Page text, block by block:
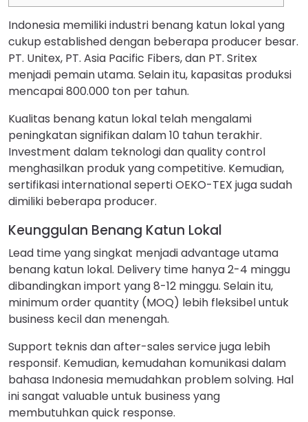
Indonesia memiliki industri benang katun lokal yang
cukup established dengan beberapa producer besar.
PT. Unitex, PT. Asia Pacific Fibers, dan PT. Sritex
menjadi pemain utama. Selain itu, kapasitas produksi
mencapai 800.000 ton per tahun.
Kualitas benang katun lokal telah mengalami
peningkatan signifikan dalam 10 tahun terakhir.
Investment dalam teknologi dan quality control
menghasilkan produk yang competitive. Kemudian,
sertifikasi international seperti OEKO-TEX juga sudah
dimiliki beberapa producer.
Keunggulan Benang Katun Lokal
Lead time yang singkat menjadi advantage utama
benang katun lokal. Delivery time hanya 2-4 minggu
dibandingkan import yang 8-12 minggu. Selain itu,
minimum order quantity (MOQ) lebih fleksibel untuk
business kecil dan menengah.
Support teknis dan after-sales service juga lebih
responsif. Kemudian, kemudahan komunikasi dalam
bahasa Indonesia memudahkan problem solving. Hal
ini sangat valuable untuk business yang
membutuhkan quick response.